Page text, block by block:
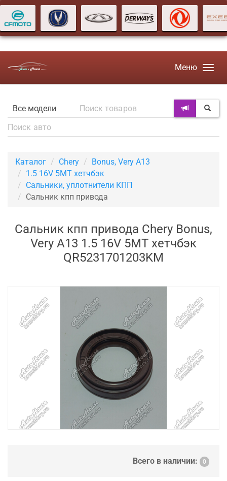
Меню
Каталог Chery
Bonus, Very A13
1.5 16V 5MT хетчбэк
Сальники, уплотнители КПП
Сальник кпп привода
Сальник кпп привода Chery Bonus,
Very A13 1.5 16V 5MT хетчбэк
QR5231701203KM
Всего в наличии: 0